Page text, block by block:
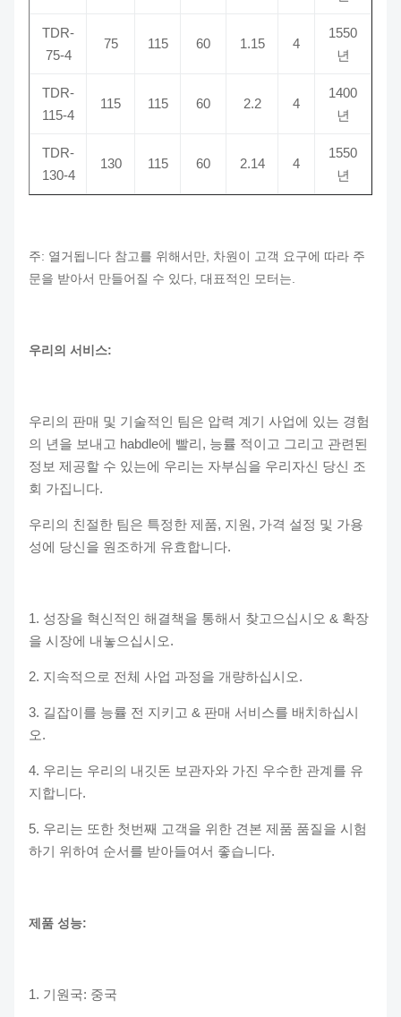
TDR-
75-4
75 115 60 1.15 4
1550
년
TDR-
115-4
115 115 60 2.2 4
1400
년
TDR-
130-4
130 115 60 2.14 4
1550
년
주: 열거됩니다 참고를 위해서만, 차원이 고객 요구에 따라 주
문을 받아서 만들어질 수 있다, 대표적인 모터는.
우리의 서비스:
우리의 판매 및 기술적인 팀은 압력 계기 사업에 있는 경험
의 년을 보내고 habdle에 빨리, 능률 적이고 그리고 관련된
정보 제공할 수 있는에 우리는 자부심을 우리자신 당신 조
회 가집니다.
우리의 친절한 팀은 특정한 제품, 지원, 가격 설정 및 가용
성에 당신을 원조하게 유효합니다.
1. 성장을 혁신적인 해결책을 통해서 찾고으십시오 & 확장
을 시장에 내놓으십시오.
2. 지속적으로 전체 사업 과정을 개량하십시오.
3. 길잡이를 능률 전 지키고 & 판매 서비스를 배치하십시
오.
4. 우리는 우리의 내깃돈 보관자와 가진 우수한 관계를 유
지합니다.
5. 우리는 또한 첫번째 고객을 위한 견본 제품 품질을 시험
하기 위하여 순서를 받아들여서 좋습니다.
제품 성능:
1. 기원국: 중국